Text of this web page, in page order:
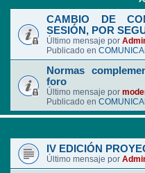
CAMBIO DE
SESIÓN, POR
Último mensaje por
Publicado en
Normas
foro
Último mensaje por
Publicado en
IV EDICIÓN
Último mensaje por